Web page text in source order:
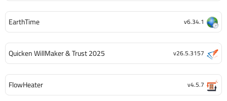
EarthTime v6.34.1
Quicken WillMaker & Trust 2025 v26.5.3157
FlowHeater v4.5.7